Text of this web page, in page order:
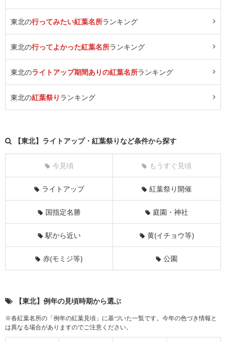
東北の行ってみたい紅葉名所ランキング
東北の行ってよかった紅葉名所ランキング
東北のライトアップ期間ありの紅葉名所ランキング
東北の紅葉祭り ランキング
【東北】ライトアップ・紅葉祭りなど条件から探す
今見頃 もうすぐ見頃
ライトアップ 紅葉祭り開催
国指定名勝 庭園・神社
駅から近い 黄(イチョウ等)
赤(モミジ等) 公園
【東北】例年の見頃時期から選ぶ
※各紅葉名所の「例年の紅葉見頃」に基づいた一覧です。今年の色づき情報と
は異なる場合がありますのでご注意ください。